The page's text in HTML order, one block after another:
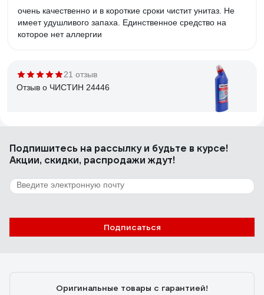
очень качественно и в короткие сроки чистит унитаз. Не
имеет удушливого запаха. Единственное средство на
которое нет аллергии
21 отзыв
Отзыв о ЧИСТИН 24446
Лучшее средство из когда-либо созданных от известкового
налета
металла 4303010007 604870
Подпишитесь на рассылкуи будьте в курсе!
Акции, скидки, распродажи ждут!
Подписаться
Оригинальные товары с гарантией!